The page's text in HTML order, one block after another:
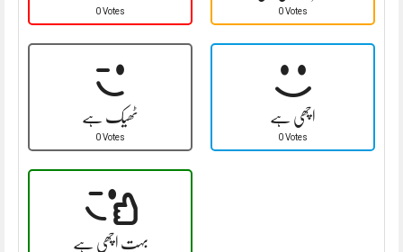
0 Votes 0 Votes
ٹھیک ہے
0 Votes
اچھی ہے
0 Votes
بہت اچھی ہے